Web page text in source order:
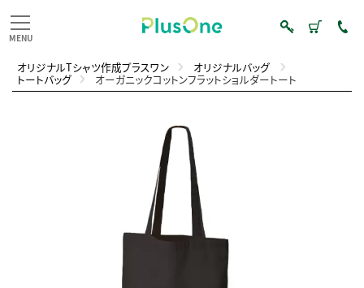
オリジナルTシャツ作成プラスワン オリジナルバッグ
トートバッグ オーガニックコットンフラットショルダートート